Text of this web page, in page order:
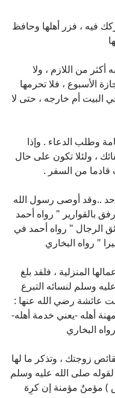
فيه ، فزر أهلها وحافظ
أكثر من اللازم ، ولا
الأسبوع ، فلا تحرمها
البيت أم خارجه ، حتى لا
وطلب الدعاء . وإذا
، ولئلا تكون على حال
قادما من السفر .
..وقد أوصى رسول الله
بالقوارير " رواه أحمد
الرجال " رواه أحمد في
" رواه البخاري
المنزلية ، فلقد بلغ
وسلم لنسائه التبرع
عائشة رضي الله عنها :
أهله -يعني خدمة أهله-
البخاري
زوجتك ، وتذكر ما لها
صلى الله عليه وسلم
) مؤمنٌ مؤمنة إن كرِهَ